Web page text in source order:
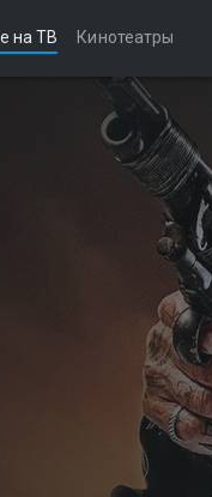
на ТВ Кинотеатры